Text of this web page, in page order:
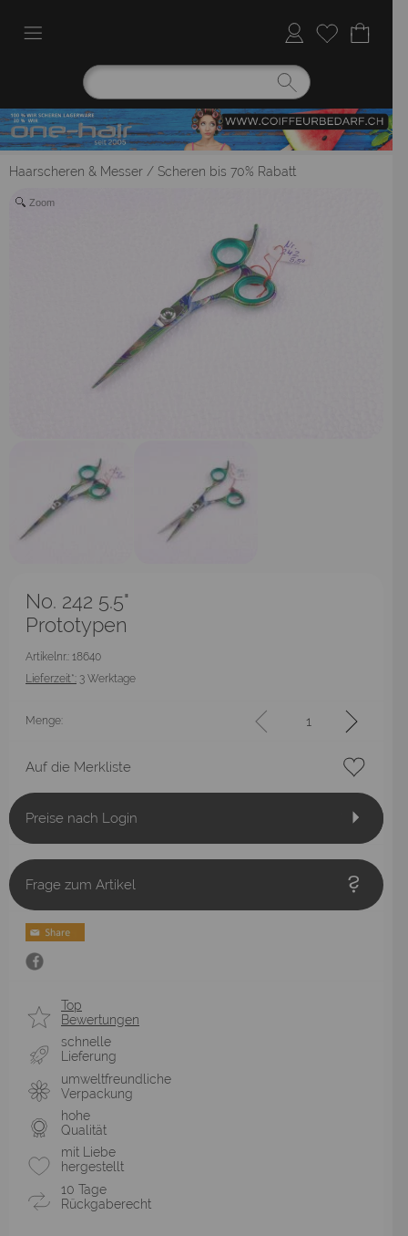
Haarscheren & Messer / Scheren bis 70% Rabatt
Zoom
No. 242 5.5"
Prototypen
Artikelnr.: 18640
Lieferzeit*: 3 Werktage
Menge:
Auf die Merkliste
Preise nach Login
Frage zum Artikel
Top
Bewertungen
schnelle
Lieferung
umweltfreundliche
Verpackung
hohe
Qualität
mit Liebe
hergestellt
10 Tage
Rückgaberecht